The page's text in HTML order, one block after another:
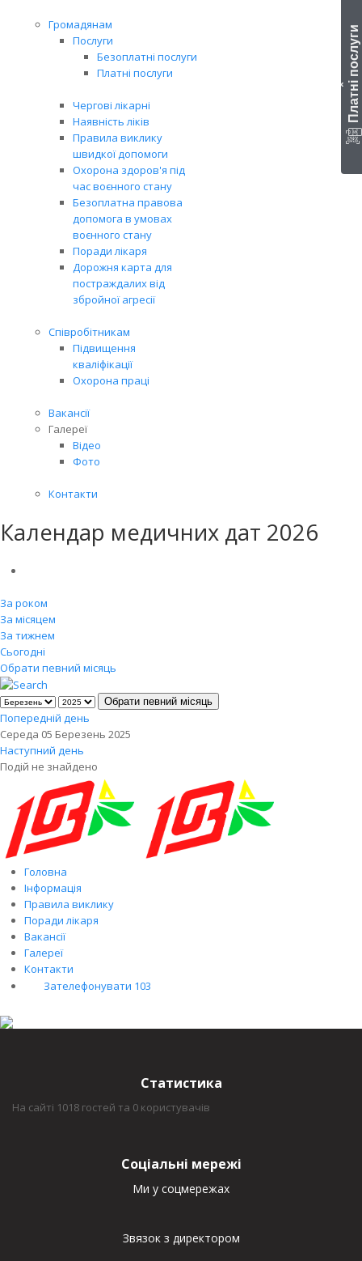
Громадянам
Послуги
Безоплатні послуги
Платні послуги
Чергові лікарні
Наявність ліків
Правила виклику
швидкої допомоги
Охорона здоров'я під
час воєнного стану
Безоплатна правова
допомога в умовах
воєнного стану
Поради лікаря
Дорожня карта для
постраждалих від
збройної агресії
Співробітникам
Підвищення
кваліфікації
Охорона праці
Вакансії
Галереї
Відео
Фото
Контакти
‹ Платні послуги
Календар медичних дат 2026
За роком
За місяцем
За тижнем
Сьогодні
Обрати певний місяць
Обрати певний місяць
Попередній день
Середа 05 Березень 2025
Наступний день
Подій не знайдено
Головна
Інформація
Правила виклику
Поради лікаря
Вакансії
Галереї
Контакти
Зателефонувати 103
Статистика
На сайті 1018 гостей та 0 користувачів
Соціальні мережі
Ми у соцмережах
Звязок з директором